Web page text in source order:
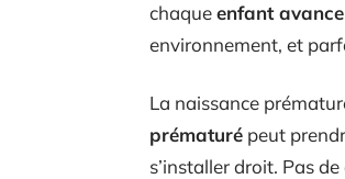
chaqueenfant
environnement, et
La naissance
prématuré peut
s’installer droit. Pas